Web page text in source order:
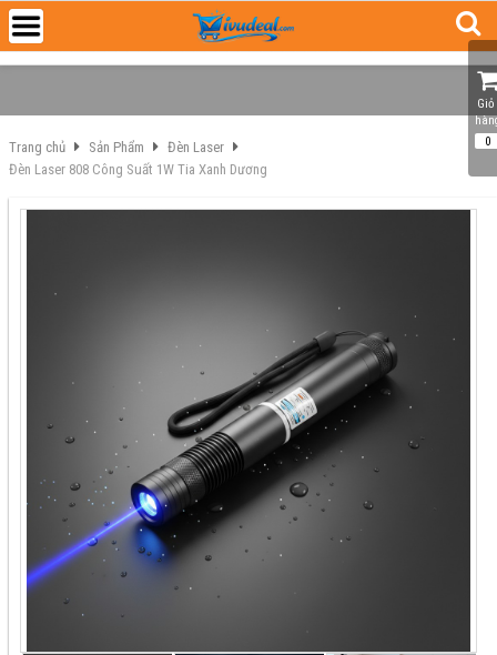
Trang chủ Sản Phẩm
Đèn Laser
Đèn Laser 808 Công Suất 1W Tia Xanh Dương
Giỏ
0